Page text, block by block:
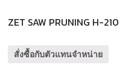
ZET SAW PRUNING H-210
สั่งซื้อกับตัวแทนจำหน่าย